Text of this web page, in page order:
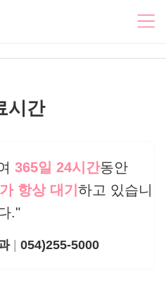
비급여 내
시간
365일 24시간동안
항상 대기 하고 있습니
."
054)255-5000